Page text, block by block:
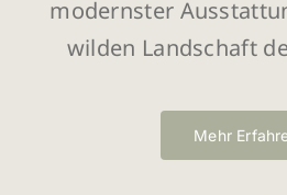
modernster
wilden Landschaft
Mehr